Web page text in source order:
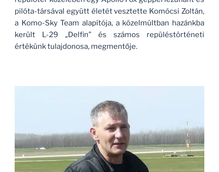
pilóta-társával együtt életét vesztette Komócsi Zoltán,
a Komo-Sky Team alapítója, a közelmúltban hazánkba
került L-29 „Delfin” és számos repüléstörténeti
értékünk tulajdonosa, megmentője.